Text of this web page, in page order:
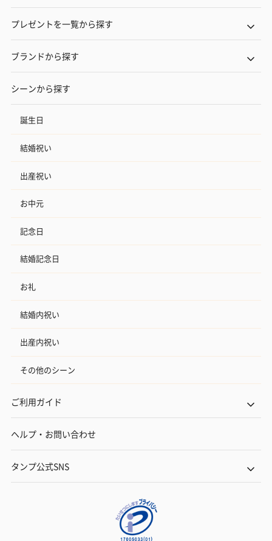
プレミアムビール イネ
ディット（712円）
酒（655円）
ブラック１２
おつまみ・その他
す。
いぶりがっことチーズ
のオイル漬（981円）
のオイル漬（塩麹&レモ
円）
プレゼントを一覧から探す
ブランドから探す
シーンから探す
誕生日
結婚祝い
出産祝い
お中元
記念日
結婚記念日
お礼
結婚内祝い
出産内祝い
その他のシーン
ご利用ガイド
ヘルプ・お問い合わせ
タンプ公式SNS